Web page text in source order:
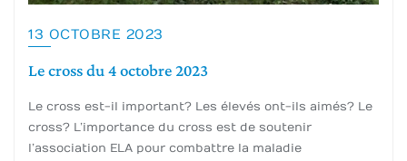
13 OCTOBRE 2023
Le cross du 4 octobre 2023
Le cross est-il important ? Les élevés ont-ils aimés ? Le
cross ? L’importance du cross est de soutenir
l’association ELA pour combattre la maladie